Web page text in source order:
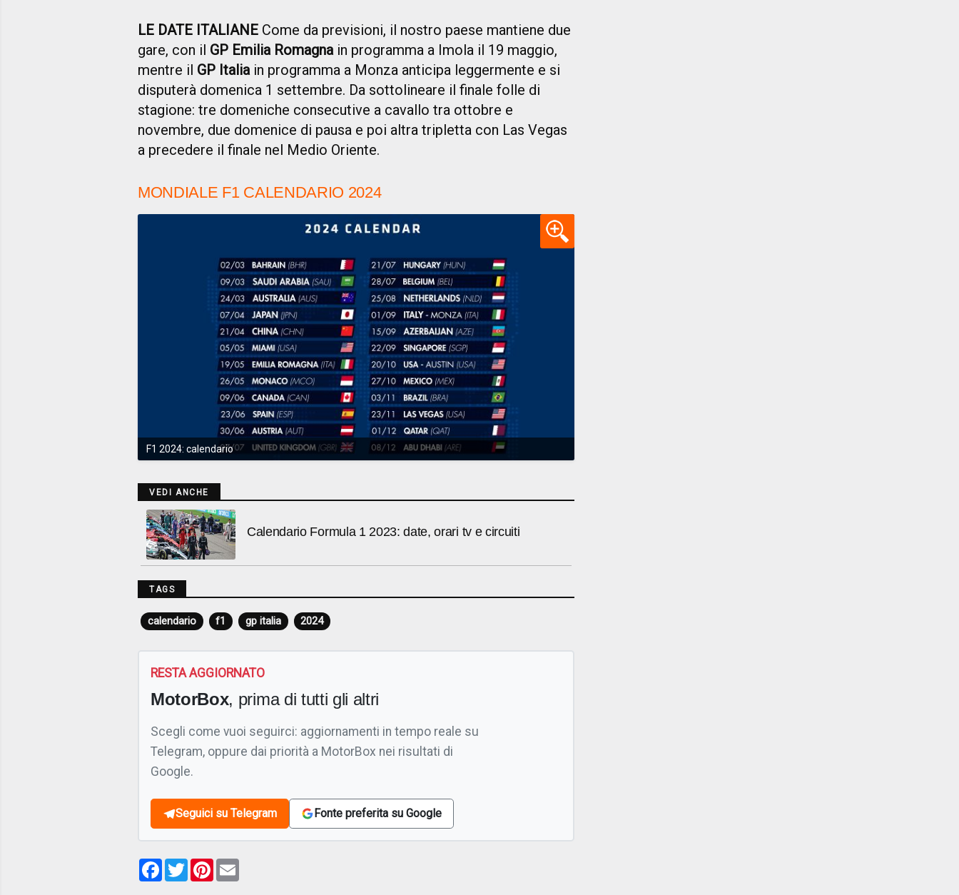
LE DATE ITALIANE Come da previsioni, il nostro paese mantiene due
gare, con il GP Emilia Romagnain programma a Imola il 19 maggio,
mentre il GP Italiain programma a Monza anticipa leggermente e si
disputerà domenica 1 settembre. Da sottolineare il finale folle di
stagione: tre domeniche consecutive a cavallo tra ottobre e
novembre, due domenice di pausa e poi altra tripletta con Las Vegas
a precedere il finale nel Medio Oriente.
MONDIALE F1 CALENDARIO 2024
F1 2024: calendario
VEDI ANCHE
Calendario Formula 1 2023: date, orari tv e circuiti
TAGS
calendario f1 gp italia 2024
RESTA AGGIORNATO
MotorBox, prima di tutti gli altri
Scegli come vuoi seguirci: aggiornamenti in tempo reale su
Telegram, oppure dai priorità a MotorBox nei risultati di
Google.
Seguici su Telegram Fonte preferita su Google
Facebook
TwitterPinterest